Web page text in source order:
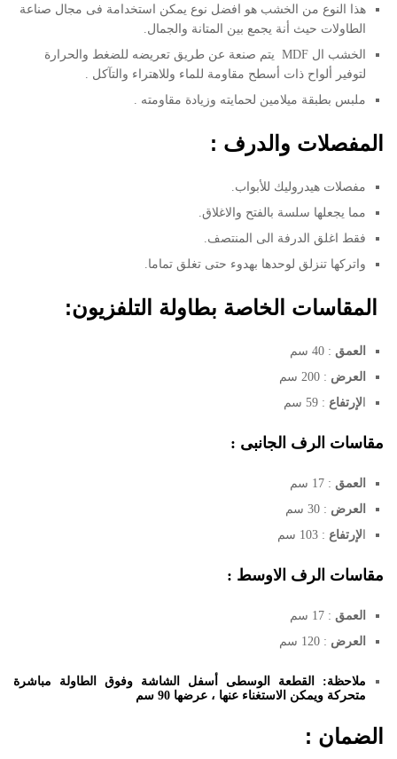
هذا النوع من الخشب هو افضل نوع يمكن استخدامة فى مجال صناعة
الطاولات حيث أنة يجمع بين المتانة والجمال.
الخشب ال MDF يتم صنعة عن طريق تعريضه للضغط والحرارة
لتوفير ألواح ذات أسطح مقاومة للماء وللاهتراء والتآكل .
ملبس بطبقة ميلامين لحمايته وزيادة مقاومته .
المفصلات والدرف :
مفصلات هيدروليك للأبواب.
مما يجعلها سلسة بالفتح والاغلاق.
فقط اغلق الدرفة الى المنتصف.
واتركها تنزلق لوحدها بهدوء حتى تغلق تماما.
المقاسات الخاصة بطاولة التلفزيون:
العمق : 40 سم
العرض : 200 سم
لإرتفاع : 59 سم
مقاسات الرف الجانبى :
العمق : 17 سم
العرض : 30 سم
لإرتفاع : 103 سم
مقاسات الرف الاوسط :
العمق : 17 سم
العرض : 120 سم
ملاحظة: القطعة الوسطى أسفل الشاشة وفوق الطاولة مباشرة
متحركة ويمكن الاستغناء عنها ، عرضها 90 سم
الضمان :